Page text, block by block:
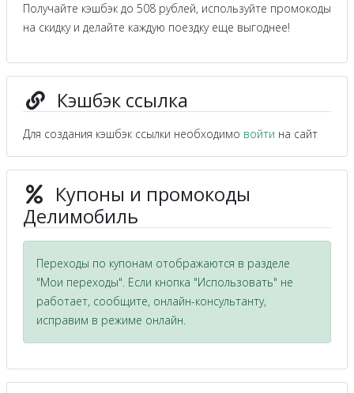
Получайте кэшбэк до 508 рублей, используйте промокоды
на скидку и делайте каждую поездку еще выгоднее!
Кэшбэк ссылка
Для создания кэшбэк ссылки необходимо войти на сайт
Купоны и промокоды
Делимобиль
Переходы по купонам отображаются в разделе
"Мои переходы". Если кнопка "Использовать" не
работает, сообщите, онлайн-консультанту,
исправим в режиме онлайн.